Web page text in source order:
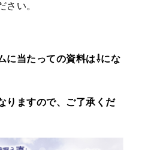
さい。
に当たっての資料は⇩にな
りますので、ご了承くだ